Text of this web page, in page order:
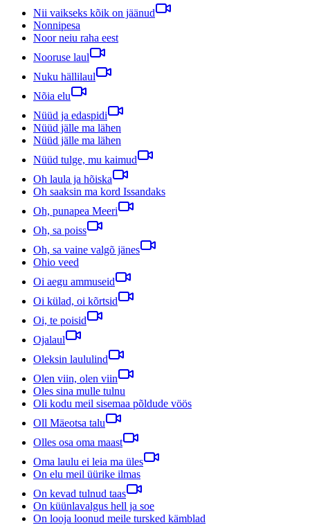
Nii vaikseks kõik on jäänud
Nonnipesa
Noor neiu raha eest
Nooruse laul
Nuku hällilaul
Nõia elu
Nüüd ja edaspidi
Nüüd jälle ma lähen
Nüüd jälle ma lähen
Nüüd tulge, mu kaimud
Oh laula ja hõiska
Oh saaksin ma kord Issandaks
Oh, punapea Meeri
Oh, sa poiss
Oh, sa vaine valgõ jänes
Ohio veed
Oi aegu ammuseid
Oi külad, oi kõrtsid
Oi, te poisid
Ojalaul
Oleksin laululind
Olen viin, olen viin
Oles sina mulle tulnu
Oli kodu meil sisemaa põldude vöös
Oll Mäeotsa talu
Olles osa oma maast
Oma laulu ei leia ma üles
On elu meil üürike ilmas
On kevad tulnud taas
On küünlavalgus hell ja soe
On looja loonud meile tursked kämblad